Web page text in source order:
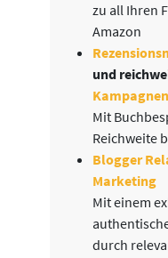
zu all Ihren
Amazon
und
Kampagnen
Mit
Reichweite
Blogger
Marketing
Mit einem
durch